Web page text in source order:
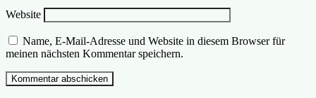
Website
Name, E-Mail-Adresse und Website in diesem Browser für
meinen nächsten Kommentar speichern.